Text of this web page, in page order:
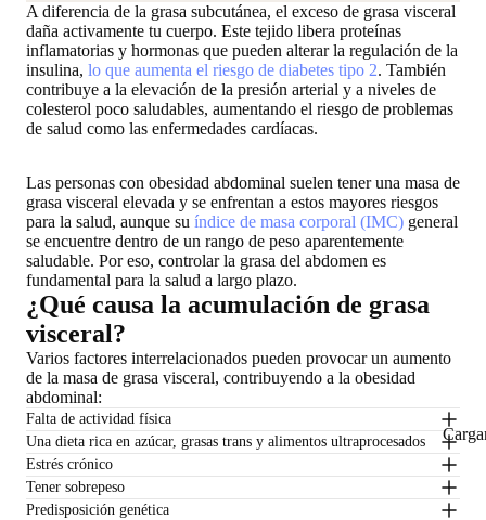
A diferencia de la grasa subcutánea, el exceso de grasa visceral
daña activamente tu cuerpo. Este tejido libera proteínas
inflamatorias y hormonas que pueden alterar la regulación de la
insulina, lo que aumenta el riesgo de diabetes tipo 2. También
contribuye a la elevación de la presión arterial y a niveles de
colesterol poco saludables, aumentando el riesgo de problemas
de salud como las enfermedades cardíacas.
Las personas con obesidad abdominal suelen tener una masa de
grasa visceral elevada y se enfrentan a estos mayores riesgos
para la salud, aunque su índice de masa corporal (IMC) general
se encuentre dentro de un rango de peso aparentemente
saludable. Por eso, controlar la grasa del abdomen es
fundamental para la salud a largo plazo.
¿Qué causa la acumulación de grasa
visceral?
Varios factores interrelacionados pueden provocar un aumento
de la masa de grasa visceral, contribuyendo a la obesidad
abdominal:
Falta de actividad física
Una dieta rica en azúcar, grasas trans y alimentos ultraprocesados
Estrés crónico
Tener sobrepeso
Predisposición genética